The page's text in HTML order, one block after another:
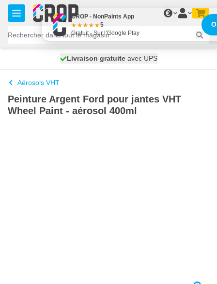
Aller au contenu
€
expédié aujourd'hui
Livraison gratuiteavec UPS
100 jours
Aérosols VHT
Peinture Argent Ford pour jantes VHT
Wheel Paint - aérosol 400ml
CROP - NonPaints App
5
Gratuit - Sur l’Google Play